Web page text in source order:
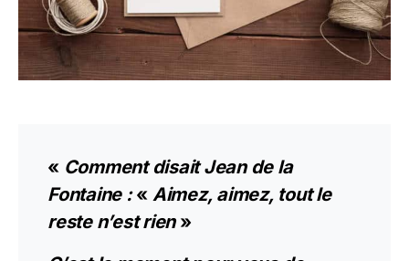
« Comment disait Jean de la
Fontaine :« Aimez, aimez, tout le
reste n’est rien»